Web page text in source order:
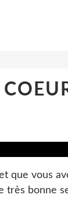
que vous
très bonne